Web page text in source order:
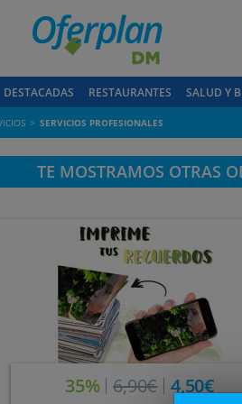
DESTACADAS RESTAURANTES SALUD Y
SERVICIOS PROFESIONALES
TE MOSTRAMOS OTRAS
35% 6,90€ 4,50€